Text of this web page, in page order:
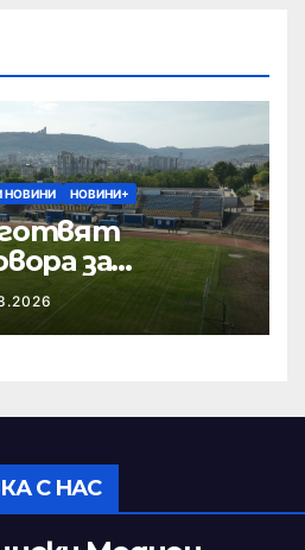
НОВИНИ НОВИНИ+
за
на
„Панайот
С НАС